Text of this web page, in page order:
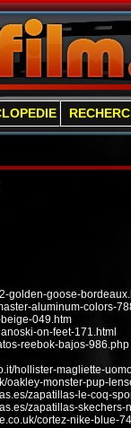
golden-goose-
aluminum-colors-
049.htm
on-feet-171.html
reebok-bajos-986.php
hollister-magliette-
oakley-monster-pup-
zapatillas-le-coq-
zapatillas-
cortez-nike-blue-